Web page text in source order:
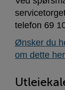
telefon 69
Ønsker du
om dette